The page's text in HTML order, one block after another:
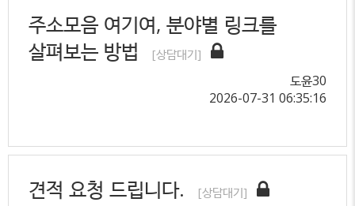
주소모음 여기여, 분야별 링크를
살펴보는 방법
[상담대기]
도윤30
2026-07-31 06:35:16
견적 요청 드립니다. [상담대기]